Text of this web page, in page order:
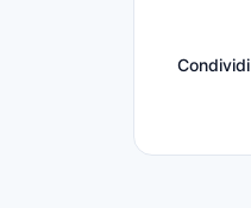
Condividi